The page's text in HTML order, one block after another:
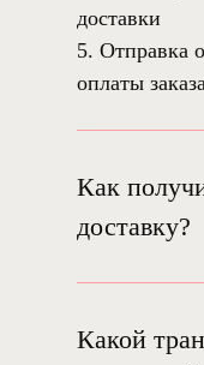
доставки
5. Отправка
оплаты
Как
доставку?
Какой